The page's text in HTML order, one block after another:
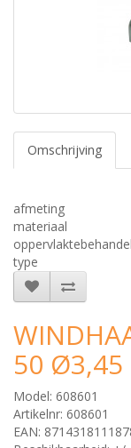
Omschrijving
afmeting
materiaal
type
50 Ø3,45
Model: 608601
Artikelnr: 608601
EAN: